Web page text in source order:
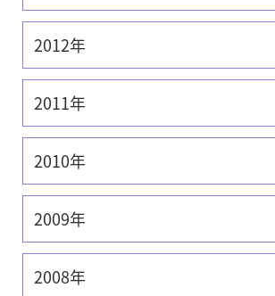
2012年
2011年
2010年
2009年
2008年